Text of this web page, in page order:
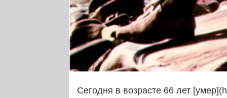
Сегодня в возрасте 66 лет